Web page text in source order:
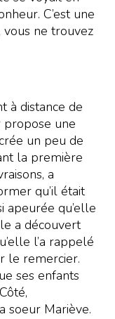
C’est une
ne trouvez
à distance de
propose une
un peu de
la première
a
qu’il était
apeurée qu’elle
a découvert
l’a rappelé
le remercier.
ses enfants
soeur Mariève.